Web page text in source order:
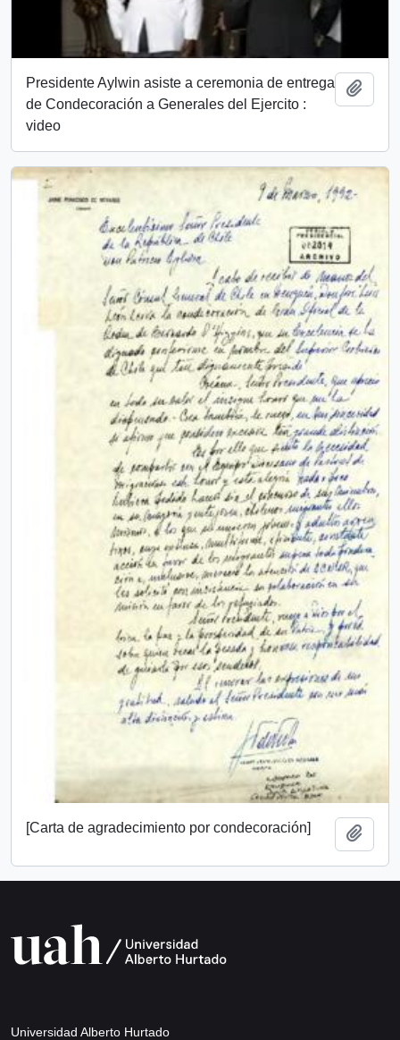
Presidente Aylwin asiste a ceremonia de entrega
de Condecoración a Generales del Ejercito :
video
[Carta de agradecimiento por condecoración]
Universidad Alberto Hurtado